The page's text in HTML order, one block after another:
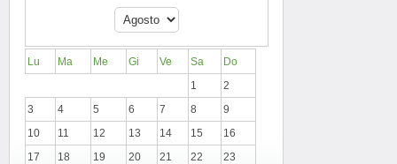
Lu Ma Me Gi Ve Sa
Do
1
2
3
4 5 6 7 8
9
10
11 12 13 14 15
16
17
18 19 20 21 22
23